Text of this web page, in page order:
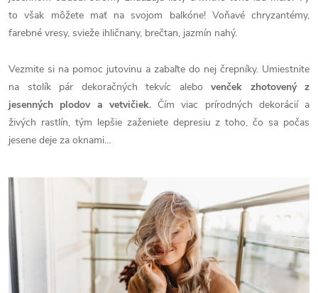
to však môžete mať na svojom balkóne! Voňavé chryzantémy,
farebné vresy, svieže ihličnany, brečtan, jazmín nahý.
Vezmite si na pomoc jutovinu a zabaľte do nej črepníky. Umiestnite
na stolík pár dekoračných tekvíc alebo venček zhotovený z
jesenných plodov a vetvičiek.Čím viac prírodných dekorácií a
živých rastlín, tým lepšie zaženiete depresiu z toho, čo sa počas
jesene deje za oknami…